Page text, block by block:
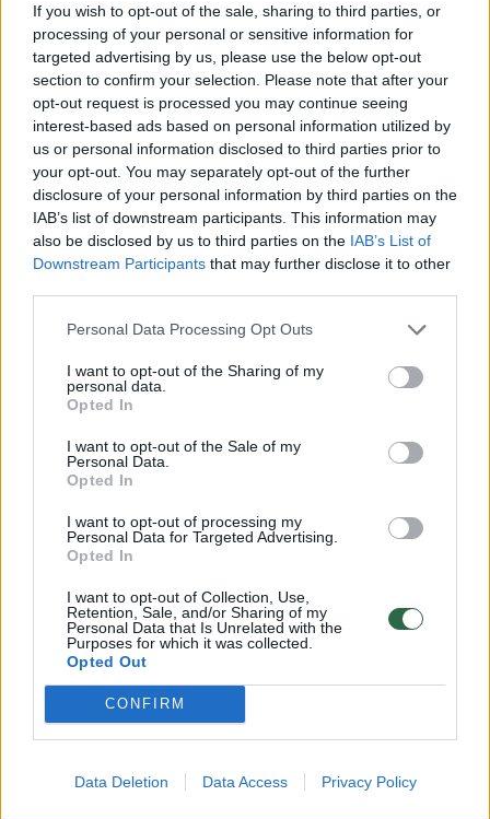
If you wish to opt-out of the sale, sharing to third parties, or
processing of your personal or sensitive information for
targeted advertising by us, please use the below opt-out
section to confirm your selection. Please note that after your
opt-out request is processed you may continue seeing
interest-based ads based on personal information utilized by
us or personal information disclosed to third parties prior to
your opt-out. You may separately opt-out of the further
disclosure of your personal information by third parties on the
IAB’s list of downstream participants. This information may
also be disclosed by us to third parties on the IAB’s List of
Downstream Participants that may further disclose it to other
Personal Data Processing Opt Outs
I want to opt-out of the Sharing of my
personal data.
Opted In
I want to opt-out of the Sale of my
Personal Data.
Opted In
I want to opt-out of processing my
Personal Data for Targeted Advertising.
Opted In
I want to opt-out of Collection, Use,
Retention, Sale, and/or Sharing of my
Personal Data that Is Unrelated with the
Purposes for which it was collected.
Opted Out
CONFIRM
Data Deletion Data Access Privacy Policy
liepos mėnesį siekė 0,246 Eur/kWh – ji buvo
3 proc. didesnė už tokių planų birželio
mėnesio kainą, praneša LEA.
Agentūra informuoja, kad šiuo metu 3 mėn., 6
mėn. ir 18 mėn. energijos kainos fiksavimo
laikotarpius siūlo po vieną tiekėją, o planus su
12 mėn. ir 24 mėn. fiksuota kaina – trys
tiekėjai.
Susiję straipsniai
Taip dar nebuvo: birželį
Lietuvos saulės elektrinės
pagamino rekordinį elektros
kiekį
paliko
sukėlė